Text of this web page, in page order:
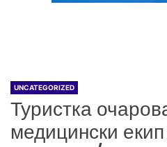
UNCATEGORIZED
Туристка
медицински